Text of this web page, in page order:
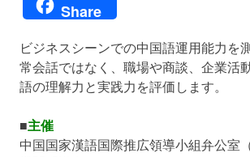
Share
ビジネスシーンでの中国語運用能力を
常会話ではなく、職場や商談、企業活
語の理解力と実践力を評価します。
■主催
中国国家漢語国際推広領導小組弁公室